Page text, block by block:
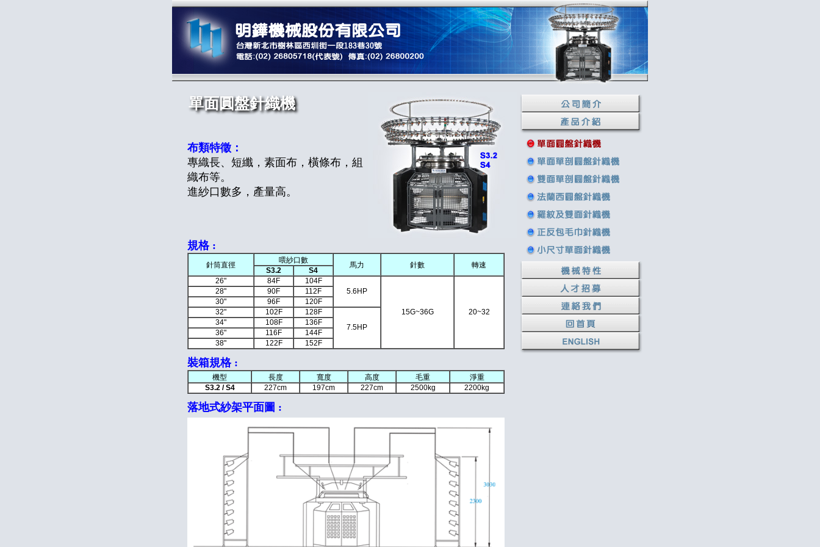
單面圓盤針織機
布類特徵：
專織長、短纖，素面布，橫條布，組
織布等。
進紗口數多，產量高。
規格 :
針筒直徑
喂紗口數
馬力 針數 轉速
S3.2
S4
26"
84F
104F
5.6HP
15G~36G 20~32
28" 90F
112F
30"
96F
120F
32"
102F
128F
7.5HP
34" 108F
136F
36"
116F
144F
38"
122F 152F
裝箱規格 :
機型 長度 寬度 高度 毛重
淨重
S3.2 / S4
227cm 197cm 227cm 2500kg 2200kg
落地式紗架平面圖 :